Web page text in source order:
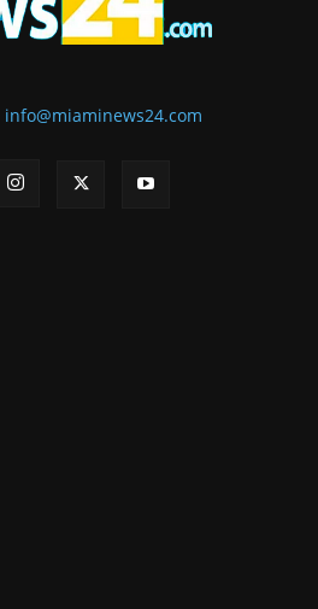
info@miaminews24.com